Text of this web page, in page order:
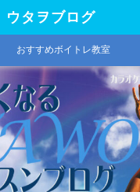
ウタヲブログ
おすすめボイトレ教室